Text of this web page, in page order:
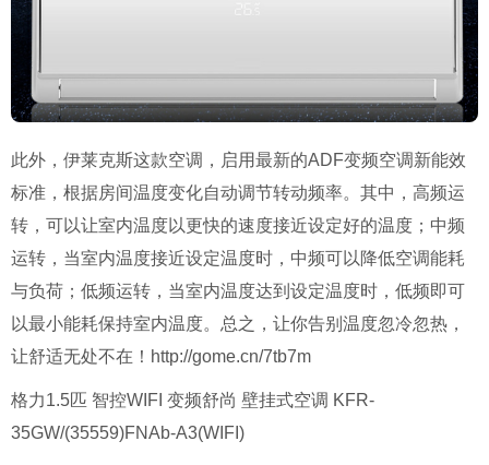
此外，伊莱克斯这款空调，启用最新的ADF变频空调新能效
标准，根据房间温度变化自动调节转动频率。其中，高频运
转，可以让室内温度以更快的速度接近设定好的温度；中频
运转，当室内温度接近设定温度时，中频可以降低空调能耗
与负荷；低频运转，当室内温度达到设定温度时，低频即可
以最小能耗保持室内温度。总之，让你告别温度忽冷忽热，
让舒适无处不在！http://gome.cn/7tb7m
格力1.5匹 智控WIFI 变频舒尚 壁挂式空调 KFR-
35GW/(35559)FNAb-A3(WIFI)